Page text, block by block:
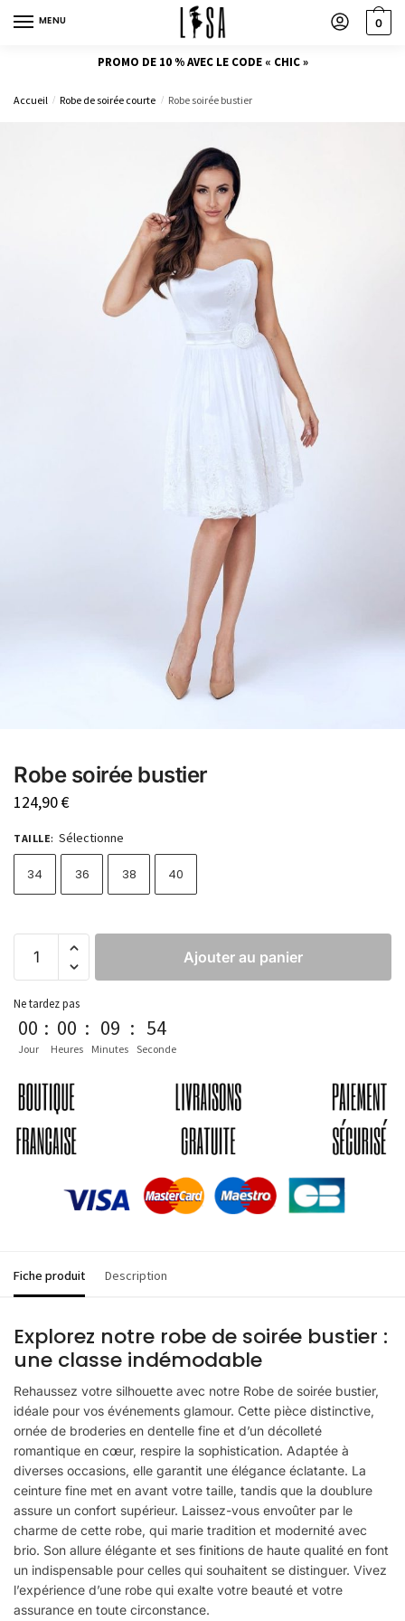
MENU 0
PROMO DE 10 % AVEC LE CODE « CHIC »
Accueil / Robe de soirée courte / Robe soirée bustier
Robe soirée bustier
124,90€
TAILLE: Sélectionne
34 36 38 40
Ajouter au panier
Ne tardez pas
00
Jour
: 00
Heures
: 09
Minutes
: 54
Seconde
Fiche produit Description
Explorez notre robe de soirée bustier :
une classe indémodable
Rehaussez votre silhouette avec notre Robe de soirée bustier,
idéale pour vos événements glamour. Cette pièce distinctive,
ornée de broderies en dentelle fine et d’un décolleté
romantique en cœur, respire la sophistication. Adaptée à
diverses occasions, elle garantit une élégance éclatante. La
ceinture fine met en avant votre taille, tandis que la doublure
assure un confort supérieur. Laissez-vous envoûter par le
charme de cette robe, qui marie tradition et modernité avec
brio. Son allure élégante et ses finitions de haute qualité en font
un indispensable pour celles qui souhaitent se distinguer. Vivez
l’expérience d’une robe qui exalte votre beauté et votre
assurance en toute circonstance.